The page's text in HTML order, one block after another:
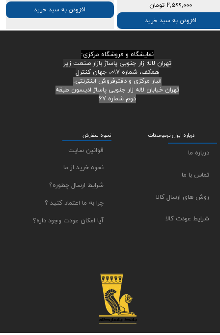
۲,۵۹۹,۰۰۰ تومان
افزودن به سبد خرید
افزودن به سبد خرید
نمایشگاه و فروشگاه مرکزی:
تهران لاله زار جنوبی پاساژ بازار صنعت زیر
همکف، شماره ۷\۰، جهان کنترل
انبار مرکزی و دفترفروش اینترنتی:
تهران خیابان لاله زار جنوبی پاساژ ادیسون طبقه
دوم شماره ۶۷
نحوه سفارش
قوانین سایت
نحوه خرید از ما
شرایط ارسال چطوره؟
چرا به ما اعتماد کنید ؟
آیا امکان عودت وجود داره؟
درباره ایران ترموستات
درباره ما
تماس با ما
روش های ارسال کالا
شرایط عودت کالا